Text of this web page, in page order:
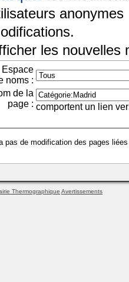
les nouvelles
Espace
noms :
de la
page : comportent un lien
a pas de modification des pages
Thermographique Avertissements